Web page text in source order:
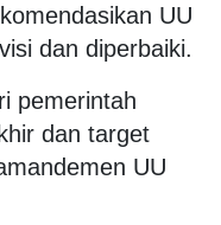
UU
dan diperbaiki.
pemerintah
dan target
UU